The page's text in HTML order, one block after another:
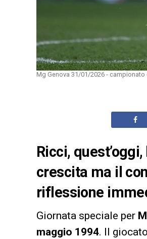
Mg Genova 31/01/2026 -
Ricci,
crescita ma il
riflessione
Giornata speciale per
maggio 1994. Il